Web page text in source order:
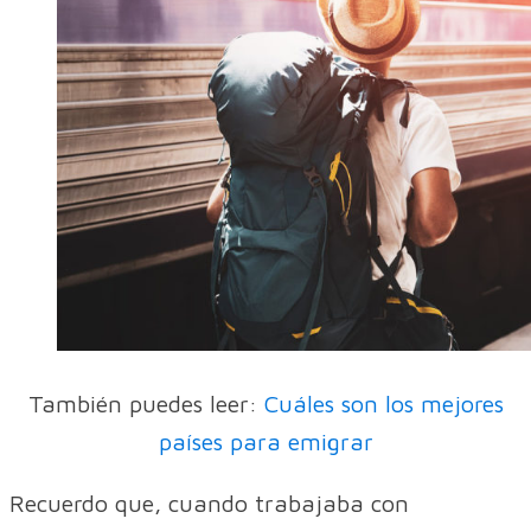
También puedes leer: Cuáles son los mejores
países para emigrar
Recuerdo que, cuando trabajaba con